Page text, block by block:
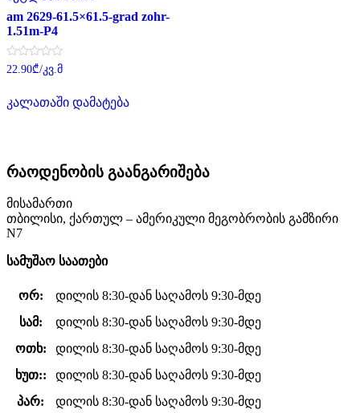
am 2629-61.5×61.5-grad zohr-
1.51m-P4
შეფასება
0
5-
დან
22.90₾/კვ.მ
კალათაში დამატება
რაოდენობის გაანგარიშება
მისამართი
თბილისი, ქართულ – ამერიკული მეგობრობის გამზირი
N7
სამუშაო საათები
ორ:
დილის 8:30-დან საღამოს 9:30-მდე
სამ:
დილის 8:30-დან საღამოს 9:30-მდე
ოთხ:
დილის 8:30-დან საღამოს 9:30-მდე
ხუთ::
დილის 8:30-დან საღამოს 9:30-მდე
პარ:
დილის 8:30-დან საღამოს 9:30-მდე